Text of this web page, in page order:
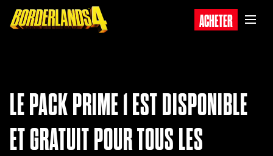
ACHETER
LE PACK PRIME 1 EST DISPONIBLE
ET GRATUIT POUR TOUS LES